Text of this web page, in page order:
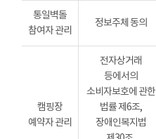
통일벽돌
참여자 관리
정보주체 동의
캠핑장
예약자 관리
전자상거래
등에서의
소비자보호에 관한
법률 제6조,
장애인복지법